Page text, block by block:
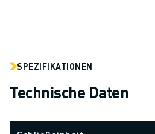
KARRIERE
JETZT BEWERBEN » KARRIEREPORTAL
KONTAKT
SPEZIFIKATIONEN
Technische Daten